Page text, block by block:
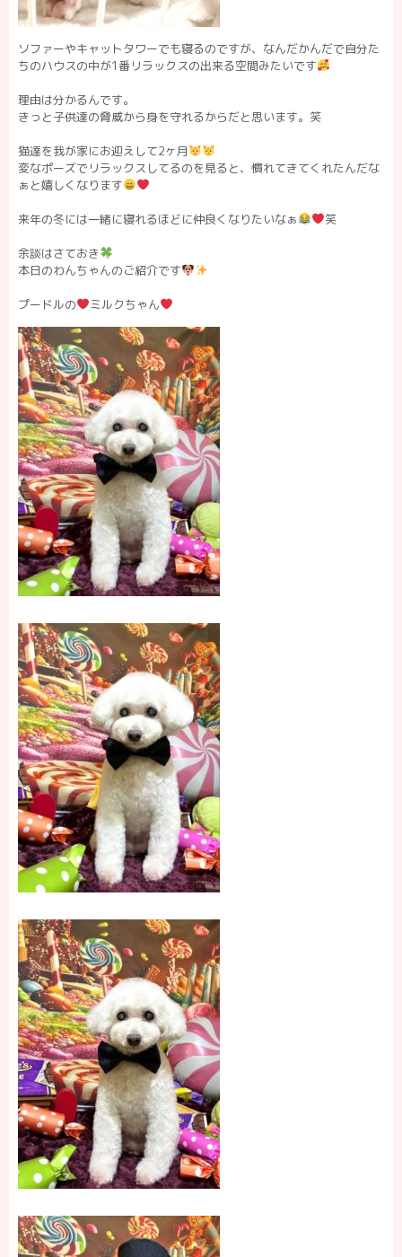
ソファーやキャットタワーでも寝るのですが、なんだかんだで自分た
ちのハウスの中が1番リラックスの出来る空間みたいです
理由は分かるんです。
きっと子供達の脅威から身を守れるからだと思います。笑
猫達を我が家にお迎えして2ヶ月
変なポーズでリラックスしてるのを見ると、慣れてきてくれたんだな
ぁと嬉しくなります
来年の冬には一緒に寝れるほどに仲良くなりたいなぁ 笑
余談はさておき
本日のわんちゃんのご紹介です
プードルの ミルクちゃん